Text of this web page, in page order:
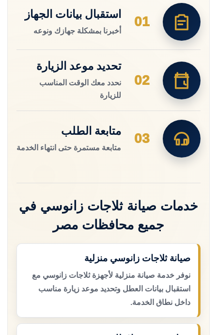
01
استقبال بيانات الجهاز
أخبرنا بمشكلة جهازك ونوعه
02
تحديد موعد الزيارة
نحدد معك الوقت المناسب
للزيارة
03
متابعة الطلب
متابعة مستمرة حتى انتهاء الخدمة
خدمات صيانة ثلاجات زانوسي في
جميع محافظات مصر
صيانة ثلاجات زانوسي منزلية
نوفر خدمة صيانة منزلية لأجهزة ثلاجات زانوسي مع
استقبال بيانات العطل وتحديد موعد زيارة مناسب
داخل نطاق الخدمة.